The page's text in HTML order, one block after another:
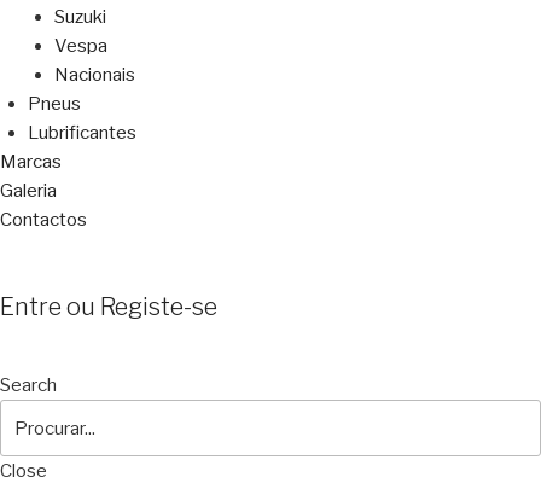
Suzuki
Vespa
Nacionais
Pneus
Lubrificantes
Marcas
Galeria
Contactos
Entre ou Registe-se
Search
Close